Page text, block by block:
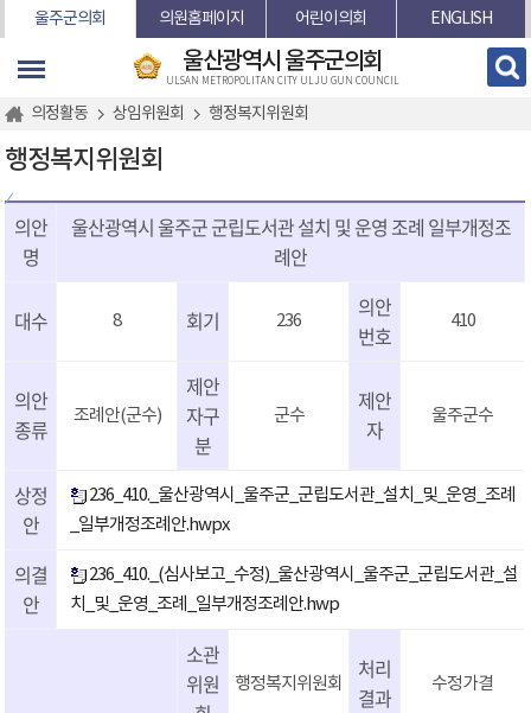
본문바로가기
울주군의회 의원홈페이지 어린이의회 ENGLISH
울산광역시 울주군의회
ULSAN METROPOLITAN CITY ULJU GUN COUNCIL
의정활동 상임위원회 행정복지위원회
행정복지위원회
의안
명
울산광역시 울주군 군립도서관 설치 및 운영 조례 일부개정조
례안
대수 8 회기 236
의안
번호
410
의안
종류
조례안(군수)
제안
자구
분
군수
제안
자
울주군수
상정
안
236_410._울산광역시_울주군_군립도서관_설치_및_운영_조례
_일부개정조례안.hwpx
의결
안
236_410._(심사보고_수정)_울산광역시_울주군_군립도서관_설
치_및_운영_조례_일부개정조례안.hwp
소관
위원
행정복지위원회
처리
결과
수정가결